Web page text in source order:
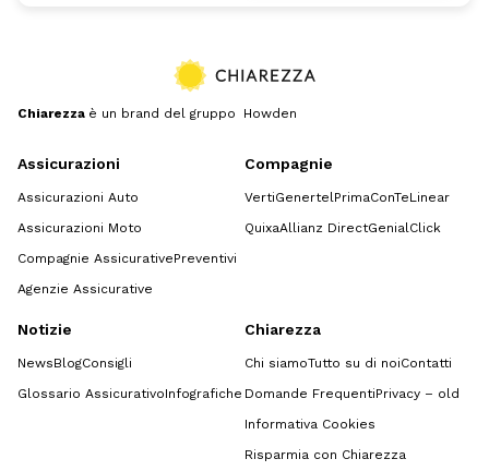
Chiarezza è un brand del gruppo Howden
Assicurazioni
Assicurazioni Auto
Assicurazioni Moto
Compagnie AssicurativePreventivi
Agenzie Assicurative
Compagnie
VertiGenertelPrimaConTeLinear
QuixaAllianz DirectGenialClick
Notizie
NewsBlogConsigli
Glossario AssicurativoInfografiche
Chiarezza
Chi siamoTutto su di noiContatti
Domande FrequentiPrivacy – old
Informativa Cookies
Risparmia con Chiarezza